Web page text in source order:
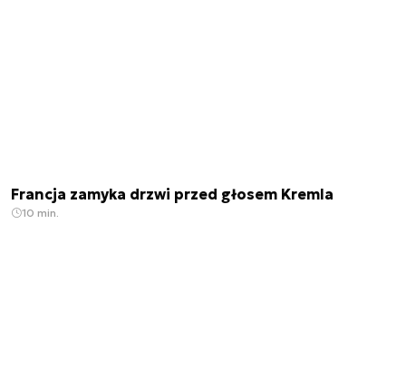
Francja zamyka drzwi przed głosem Kremla
10 min.